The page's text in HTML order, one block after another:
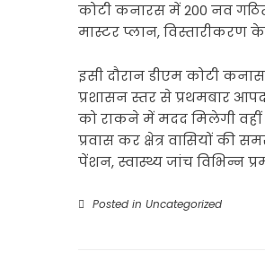
कोटी कनारस में 200 नव
मास्टर प्लान, विस्तारीकरण
इसी दौरान डीएम कोटी
प्रशासन स्तर से प्रथमबार
को राकने में मदद मिलेगी वहीं
प्रवास कर क्षेत्र वासियों की
पेंशन, स्वास्थ्य जांच विभिन्न
Posted in Uncategorized